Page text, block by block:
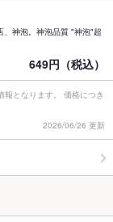
、神泡。神泡品質 "神泡"超
649円（税込）
となります。 価格につき
2026/06/26 更新